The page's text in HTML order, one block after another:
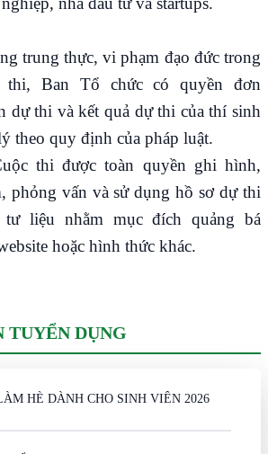
trung thực, vi phạm đạo đức trong
thi, Ban Tổ chức có quyền đơn
dự thi và kết quả dự thi của thí sinh
theo quy định của pháp luật.
thi được toàn quyền ghi hình,
phỏng vấn và sử dụng hồ sơ dự thi
liệu nhằm mục đích quảng bá
hoặc hình thức khác.
TUYỂN DỤNG
HÈ DÀNH CHO SINH VIÊN 2026